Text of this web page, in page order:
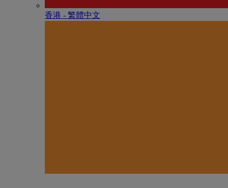
香港 - 繁體中文